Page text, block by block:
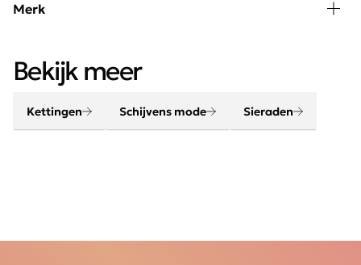
Merk
accessoires. Maak je look compleet met onze sjaals,
riemen, sieraden en tassen.
Bekijk meer
Kettingen Schijvens mode Sieraden